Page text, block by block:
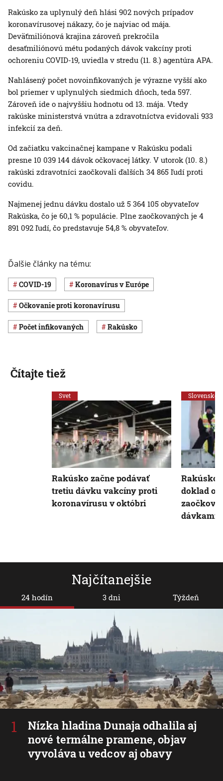
Rakúsko za uplynulý deň hlási 902 nových prípadov
koronavírusovej nákazy, čo je najviac od mája.
Deväťmiliónová krajina zároveň prekročila
desaťmiliónovú métu podaných dávok vakcíny proti
ochoreniu COVID-19, uviedla v stredu (11. 8.) agentúra APA.
Nahlásený počet novoinfikovaných je výrazne vyšší ako
bol priemer v uplynulých siedmich dňoch, teda 597.
Zároveň ide o najvyššiu hodnotu od 13. mája. Vtedy
rakúske ministerstvá vnútra a zdravotníctva evidovali 933
infekcií za deň.
Od začiatku vakcinačnej kampane v Rakúsku podali
presne 10 039 144 dávok očkovacej látky. V utorok (10. 8.)
rakúski zdravotníci zaočkovali ďalších 34 865 ľudí proti
covidu.
Najmenej jednu dávku dostalo už 5 364 105 obyvateľov
Rakúska, čo je 60,1 % populácie. Plne zaočkovaných je 4
891 092 ľudí, čo predstavuje 54,8 % obyvateľov.
Ďalšie články na tému:
COVID-19 koronavírus v Európe
očkovanie proti koronavírusu
počet infikovaných Rakúsko
Najčítanejšie
24 hodín
Nízka hladina Dunaja odhalila aj
nové termálne pramene, objav
vyvoláva u vedcov aj obavy
3 dni Týždeň
Čítajte tiež
Svet
Rakúsko začne podávať
tretiu dávku vakcíny proti
koronavírusu v októbri
Slovensko
Rakúsko
doklad o
dávkami